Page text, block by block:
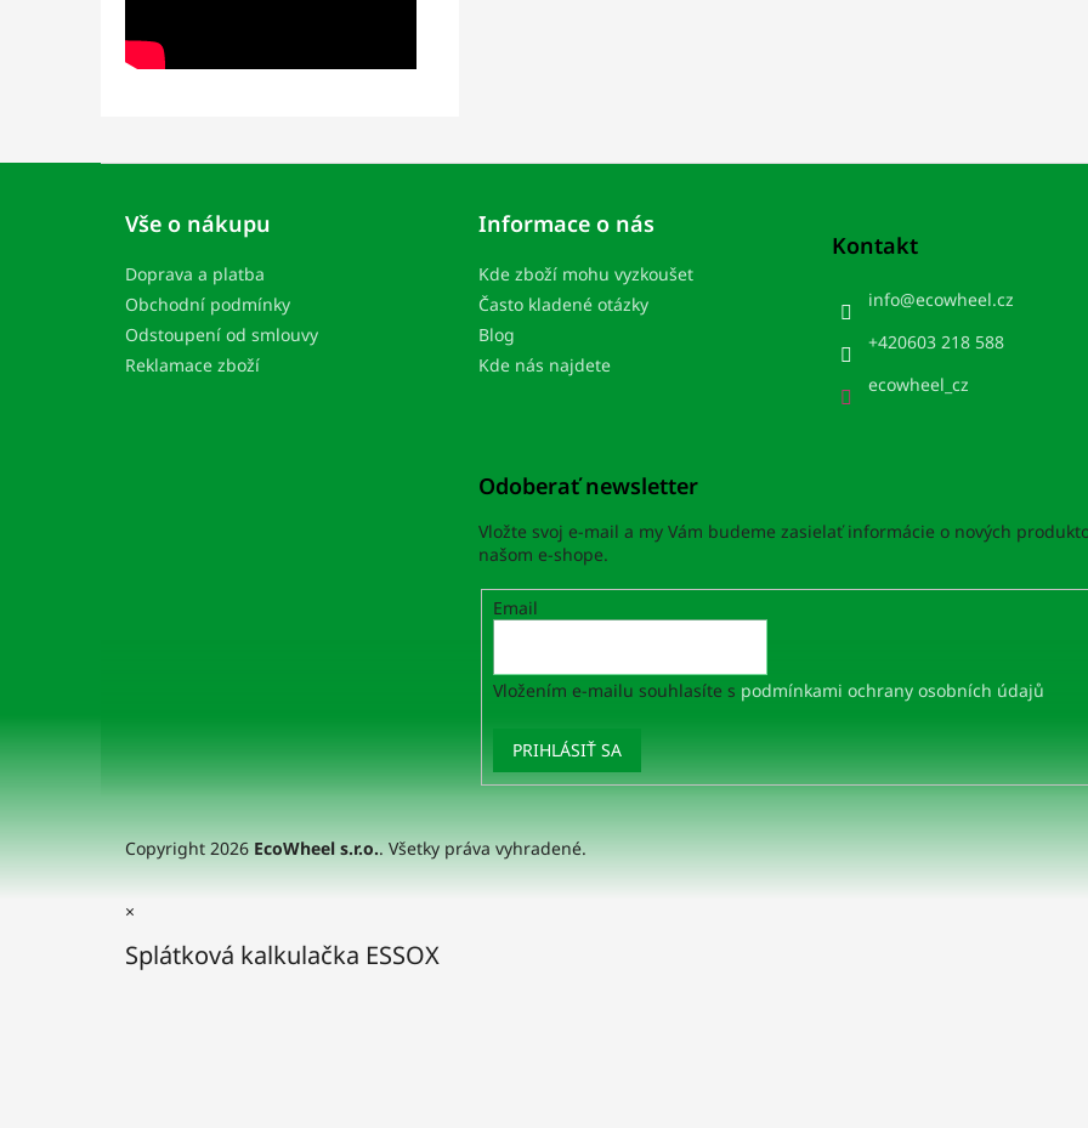
Vše o nákupu
Doprava a platba
Obchodní podmínky
Odstoupení od smlouvy
Reklamace zboží
Informace o nás
Kde zboží mohu vyzkoušet
Často kladené otázky
Blog
Kde nás najdete
Kontakt
info@ecowheel.cz
+420603 218 588
ecowheel_cz
Odoberať newsletter
Vložte svoj e-mail a my Vám budeme zasielať informácie o nových
našom e-shope.
Email
Vložením e-mailu souhlasíte s podmínkami ochrany osobních údajů
PRIHLÁSIŤ SA
Copyright 2026 EcoWheel s.r.o.. Všetky práva vyhradené.
×
Splátková kalkulačka ESSOX